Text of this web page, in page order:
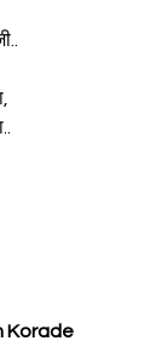
Korade